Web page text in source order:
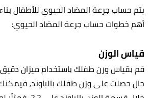
يتم حساب جرعة المضاد الحيوي للأطفال
أهم خطوات حساب جرعة المضاد الحيوي:
قياس الوزن
قم بقياس وزن طفلك باستخدام ميزان دقيق
حال حصلت على وزن طفلك بالباوند،